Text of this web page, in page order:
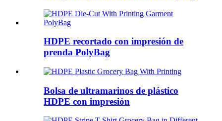
HDPE recortado con impresión de
prenda PolyBag
Bolsa de ultramarinos de plástico
HDPE con impresión